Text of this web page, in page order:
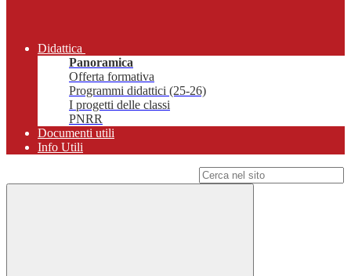
Didattica
Panoramica
Offerta formativa
Programmi didattici (25-26)
I progetti delle classi
PNRR
Documenti utili
Info Utili